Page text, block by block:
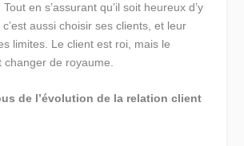
en s’assurant qu’il soit heureux d’y
aussi choisir ses clients, et leur
limites. Le client est roi, mais le
de royaume.
de l’évolution de la relation client